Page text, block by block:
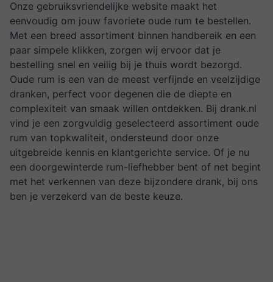
Onze gebruiksvriendelijke website maakt het
eenvoudig om jouw favoriete oude rum te bestellen.
Met een breed assortiment binnen handbereik en een
paar simpele klikken, zorgen wij ervoor dat je
bestelling snel en veilig bij je thuis wordt bezorgd.
Oude rum is een van de meest verfijnde en veelzijdige
dranken, perfect voor degenen die de diepte en
complexiteit van smaak willen ontdekken. Bij drank.nl
vind je een zorgvuldig geselecteerd assortiment oude
rum van topkwaliteit, ondersteund door onze
uitgebreide kennis en klantgerichte service. Of je nu
een doorgewinterde rum-liefhebber bent of net begint
met het verkennen van deze bijzondere drank, bij ons
ben je verzekerd van de beste keuze.